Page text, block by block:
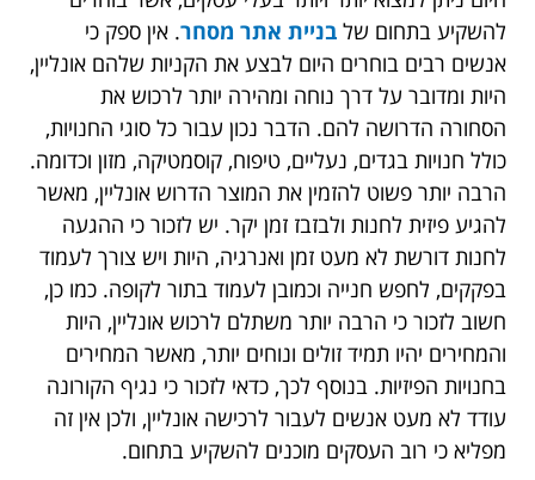
להשקיע בתחום של בניית אתר מסחר. אין ספק כי
אנשים רבים בוחרים היום לבצע את הקניות שלהם אונליין,
היות ומדובר על דרך נוחה ומהירה יותר לרכוש את
הסחורה הדרושה להם. הדבר נכון עבור כל סוגי החנויות,
כולל חנויות בגדים, נעליים, טיפוח, קוסמטיקה, מזון וכדומה.
הרבה יותר פשוט להזמין את המוצר הדרוש אונליין, מאשר
להגיע פיזית לחנות ולבזבז זמן יקר. יש לזכור כי ההגעה
לחנות דורשת לא מעט זמן ואנרגיה, היות ויש צורך לעמוד
בפקקים, לחפש חנייה וכמובן לעמוד בתור לקופה. כמו כן,
חשוב לזכור כי הרבה יותר משתלם לרכוש אונליין, היות
והמחירים יהיו תמיד זולים ונוחים יותר, מאשר המחירים
בחנויות הפיזיות. בנוסף לכך, כדאי לזכור כי נגיף הקורונה
עודד לא מעט אנשים לעבור לרכישה אונליין, ולכן אין זה
מפליא כי רוב העסקים מוכנים להשקיע בתחום.